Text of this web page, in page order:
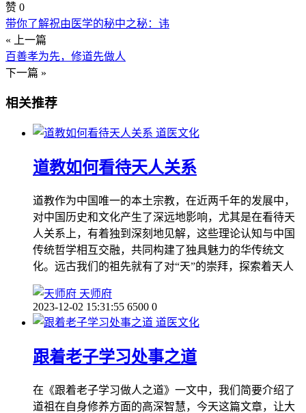
赞 0
带你了解祝由医学的秘中之秘：讳
« 上一篇
百善孝为先，修道先做人
下一篇 »
相关推荐
道医文化
道教如何看待天人关系
道教作为中国唯一的本土宗教，在近两千年的发展中，
对中国历史和文化产生了深远地影响，尤其是在看待天
人关系上，有着独到深刻地见解，这些理论认知与中国
传统哲学相互交融，共同构建了独具魅力的华传统文
化。远古我们的祖先就有了对“天”的崇拜，探索着天人
天师府
2023-12-02 15:31:55 6500 0
道医文化
跟着老子学习处事之道
在《跟着老子学习做人之道》一文中，我们简要介绍了
道祖在自身修养方面的高深智慧，今天这篇文章，让大